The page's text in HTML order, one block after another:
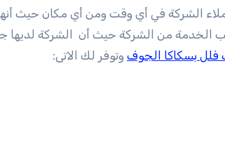
الشركة في أي وقت ومن أي مكان حيث
في طلب الخدمة من الشركة حيث أن الشركة
فلل بسكاكا الجوف وتوفر لك الاتى: